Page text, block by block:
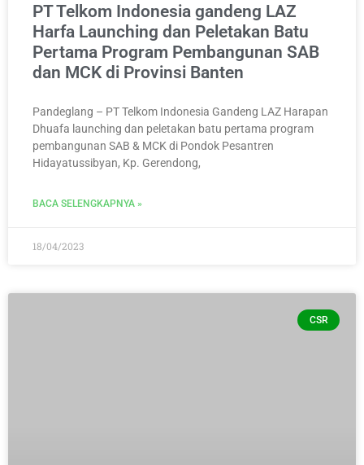
PT Telkom Indonesia gandeng LAZ
Harfa Launching dan Peletakan Batu
Pertama Program Pembangunan SAB
dan MCK di Provinsi Banten
Pandeglang – PT Telkom Indonesia Gandeng LAZ Harapan
Dhuafa launching dan peletakan batu pertama program
pembangunan SAB & MCK di Pondok Pesantren
Hidayatussibyan, Kp. Gerendong,
BACA SELENGKAPNYA »
18/04/2023
CSR